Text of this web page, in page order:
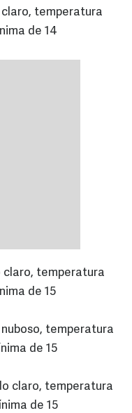
claro, temperatura
de 14
claro, temperatura
de 15
temperatura
de 15
claro, temperatura
de 15